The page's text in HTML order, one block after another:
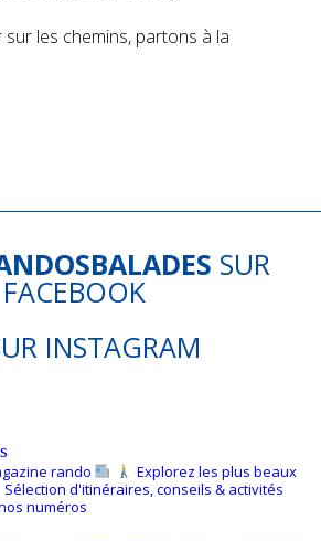
sur les chemins, partons à la
SUR
FACEBOOK
INSTAGRAM
rando
Explorez les plus beaux
Sélection d'itinéraires, conseils & activités
numéros